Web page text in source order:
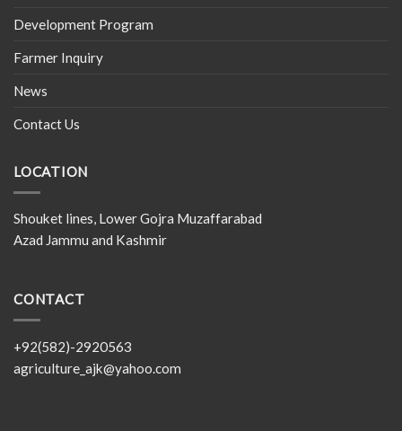
Development Program
Farmer Inquiry
News
Contact Us
LOCATION
Shouket lines, Lower Gojra Muzaffarabad
Azad Jammu and Kashmir
CONTACT
+92(582)-2920563
agriculture_ajk@yahoo.com